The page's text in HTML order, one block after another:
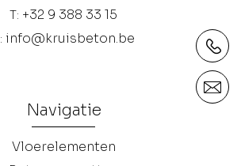
T: +32 9 388 33 15
info@kruisbeton.be
Navigatie
Vloerelementen